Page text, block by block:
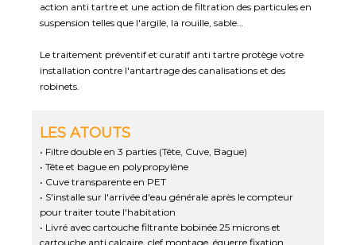
action anti tartre et une action de filtration des particules en
suspension telles que l'argile, la rouille, sable…
Le traitement préventif et curatif anti tartre protège votre
installation contre l'antartrage des canalisations et des
robinets.
LES ATOUTS
• Filtre double en 3 parties (Tête, Cuve, Bague)
• Tête et bague en polypropylène
• Cuve transparente en PET
• S'installe sur l'arrivée d'eau générale après le compteur
pour traiter toute l'habitation
• Livré avec cartouche filtrante bobinée 25 microns et
cartouche anti calcaire, clef montage, équerre fixation